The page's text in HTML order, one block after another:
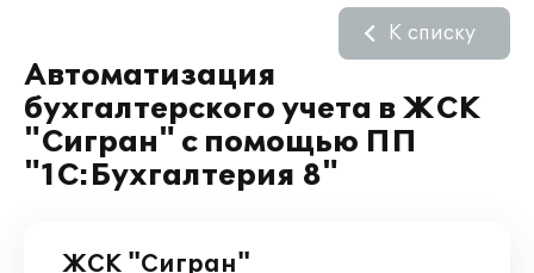
Автоматизация
бухгалтерского учета в ЖСК
"Сигран" с помощью ПП
"1С:Бухгалтерия 8"
К списку
ЖСК "Сигран"